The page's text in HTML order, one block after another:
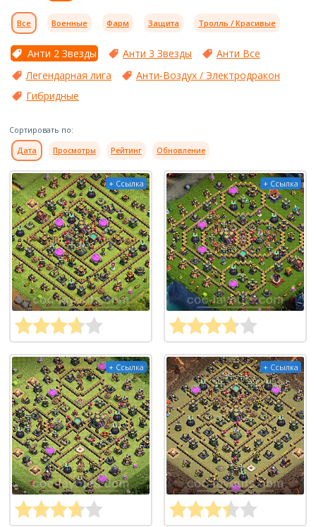
Все Военные Фарм Защита Тролль / Красивые
Анти 2 Звезды Анти 3 Звезды
Анти Все
Легендарная лига
Анти-Воздух / Электродракон
Гибридные
Сортировать по:
Дата Просмотры Рейтинг Обновление
+ Ссылка + Ссылка
+ Ссылка + Ссылка